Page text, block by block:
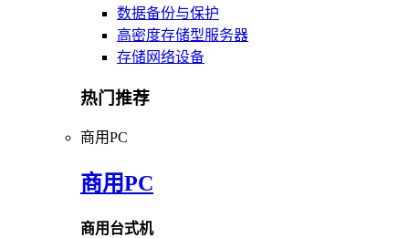
数据备份与保护
高密度存储型服务器
存储网络设备
热门推荐
商用PC
商用PC
商用台式机